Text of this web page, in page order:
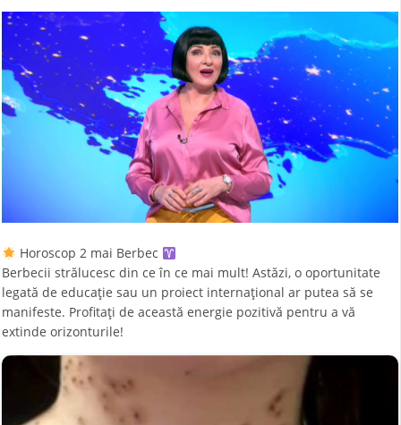
Horoscop 2 mai Berbec
Berbecii strălucesc din ce în ce mai mult! Astăzi, o oportunitate
legată de educație sau un proiect internațional ar putea să se
manifeste. Profitați de această energie pozitivă pentru a vă
extinde orizonturile!